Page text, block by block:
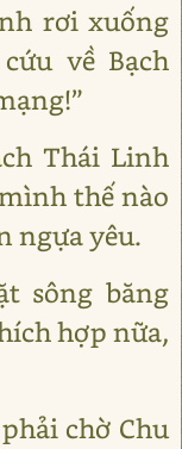
rơi xuống
về Bạch
Thái Linh
thế nào
ngựa yêu.
sông băng
hợp nữa,
chờ Chu